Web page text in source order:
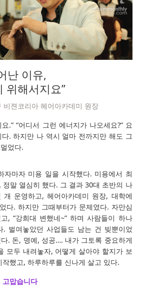
난 이유,
위해서지요”
비젼코리아 헤어아카데미 원장
.” “어디서 그런 에너지가 나오세요?” 요
. 하지만 나 역시 얼마 전까지만 해도 그
었다.
자마자 미용 일을 시작했다. 미용에서 최
정말 열심히 했다. 그 결과 30대 초반의 나
개 운영하고, 헤어아카데미 원장, 대학에
다. 하지만 그때부터가 문제였다. 자만심
, “강희대 변했네~” 하며 사람들이 하나
. 벌여놓았던 사업들도 남는 건 빚뿐이었
. 돈, 명예, 성공…. 내가 그토록 중요하게
모두 내려놓자, 어떻게 살아야 할지가 보
했고, 하루하루를 신나게 살고 있다.
고맙습니다